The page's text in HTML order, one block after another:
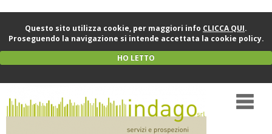
Questo sito utilizza cookie, per maggiori info CLICCA QUI.
Proseguendo la navigazione si intende accettata la cookie policy.
HO LETTO